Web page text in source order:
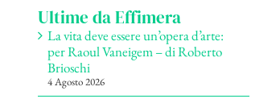
Ultime da Effimera
La vita deve essere un’opera d’arte:
per Raoul Vaneigem – di Roberto
Brioschi
4 Agosto 2026